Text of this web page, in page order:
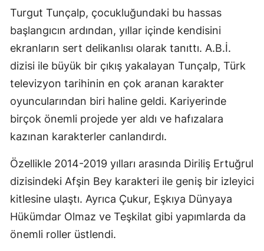
Manisa
Muğla
Muş
Niğde
Ordu
Rize
Turgut Tunçalp, çocukluğundaki bu hassas
başlangıcın ardından, yıllar içinde kendisini
ekranların sert delikanlısı olarak tanıttı. A.B.İ.
dizisi ile büyük bir çıkış yakalayan Tunçalp, Türk
televizyon tarihinin en çok aranan karakter
oyuncularından biri haline geldi. Kariyerinde
birçok önemli projede yer aldı ve hafızalara
kazınan karakterler canlandırdı.
Özellikle 2014-2019 yılları arasında Diriliş Ertuğrul
dizisindeki Afşin Bey karakteri ile geniş bir izleyici
kitlesine ulaştı. Ayrıca Çukur, Eşkıya Dünyaya
Hükümdar Olmaz ve Teşkilat gibi yapımlarda da
önemli roller üstlendi.